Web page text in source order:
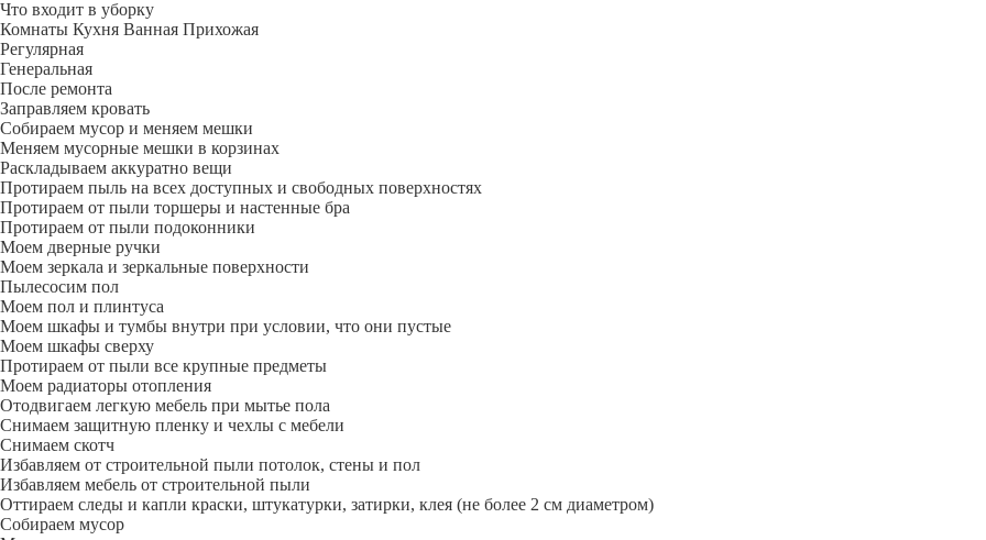
Что входит в уборку
Регу­лярная
Гене­ральная
После ремонта
Заправляем кровать
Собираем мусор и меняем мешки
Меняем мусорные мешки в корзинах
Раскладываем аккуратно вещи
Протираем пыль на всех доступных и свободных поверхностях
Протираем от пыли торшеры и настенные бра
Протираем от пыли подоконники
Моем дверные ручки
Моем зеркала и зеркальные поверхности
Пылесосим пол
Моем пол и плинтуса
Моем шкафы и тумбы внутри при условии, что они пустые
Моем шкафы сверху
Протираем от пыли все крупные предметы
Моем радиаторы отопления
Отодвигаем легкую мебель при мытье пола
Снимаем защитную пленку и чехлы с мебели
Снимаем скотч
Избавляем от строительной пыли потолок, стены и пол
Избавляем мебель от строительной пыли
Оттираем следы и капли краски, штукатурки, затирки, клея (не более 2 см диаметром)
Собираем мусор